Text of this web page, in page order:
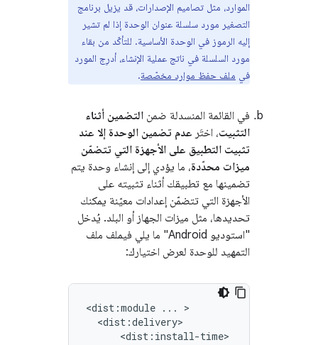
الموارد، مثل تصاميم الإصدارات، قد يزيل برنامج
التصغير مورد سلسلة عنوان الوحدة إذا لم تشير
إليه الرموز في الوحدة الأساسية. للتأكّد من بقاء
مورد السلسلة في ناتج عملية الإنشاء، أدرِج المورد
في ملف حفظ موارد مخصّصة.
في القائمة المنسدلة ضمن التضمين أثناء
التثبيت، اختَر عدم تضمين الوحدة إلا عند
تثبيت التطبيق على الأجهزة التي تتضمّن
ميزات محدّدة، ما يؤدي إلى إنشاء وحدة يتم
تضمينها مع تطبيقك أثناء تثبيته على
الأجهزة التي تتضمّن إعدادات معيّنة يمكنك
تحديدها، مثل ميزات الجهاز أو البلد. يُدخل
"استوديو Android" ما يلي فيملف ملف
التمهيد للوحدة لعرض اختيارك:
<dist:module ...